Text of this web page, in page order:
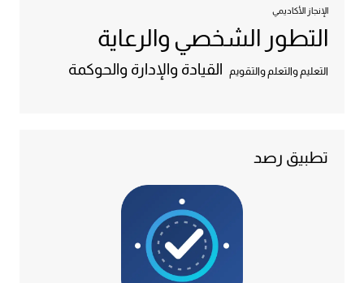
الإنجاز الأكاديمي
التطور الشخصي والرعاية
التعليم والتعلم والتقويم القيادة والإدارة والحوكمة
تطبيق رصد